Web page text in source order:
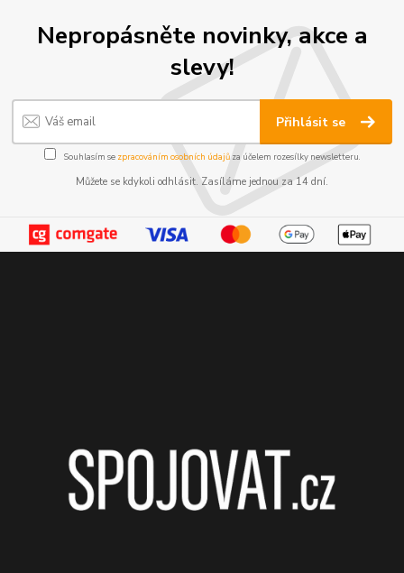
Nepropásněte novinky, akce a
slevy!
Přihlásit se
Souhlasím se zpracováním osobních údajůza účelem rozesílky newsletteru.
Můžete se kdykoli odhlásit. Zasíláme jednou za 14 dní.